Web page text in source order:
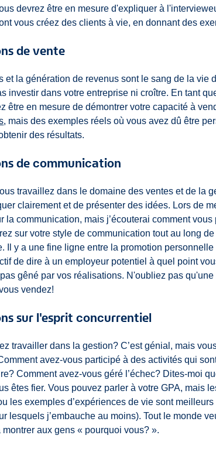
devrez être en mesure d'expliquer à
vous créez des clients à vie, en donnant des
de vente
et la génération de revenus sont le sang de la vie
investir dans votre entreprise ni croître. En tant
être en mesure de démontrer votre capacité à
, mais des exemples réels où vous avez dû être
des résultats.
de communication
travaillez dans le domaine des ventes et de la
clairement et de présenter des idées. Lors de
la communication, mais j’écouterai comment
sur votre style de communication tout au long
Il y a une fine ligne entre la promotion
de dire à un employeur potentiel à quel point
gêné par vos réalisations. N'oubliez pas
vendez!
sur l'esprit concurrentiel
travailler dans la gestion? C’est génial, mais
avez-vous participé à des activités qui
Comment avez-vous géré l’échec? Dites-moi
êtes fier. Vous pouvez parler à votre GPA, mais
les exemples d’expériences de vie sont
lesquels j’embauche au moins). Tout le monde
montrer aux gens « pourquoi vous? ».